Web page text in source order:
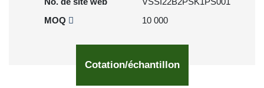
MOQ
10 000
Cotation/échantillon